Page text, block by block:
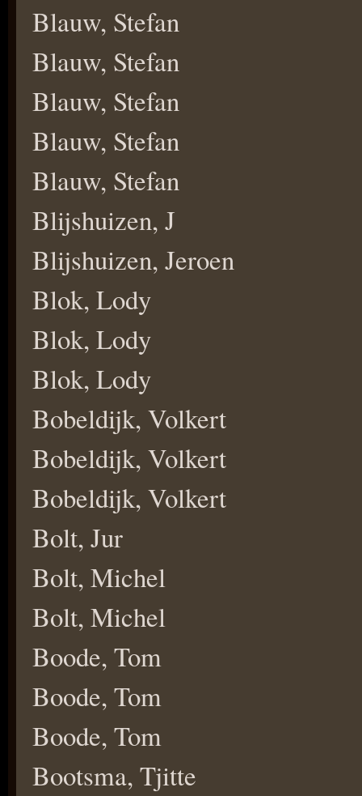
Blauw, Stefan
Blauw, Stefan
Blauw, Stefan
Blauw, Stefan
Blauw, Stefan
Blijshuizen, J
Blijshuizen, Jeroen
Blok, Lody
Blok, Lody
Blok, Lody
Bobeldijk, Volkert
Bobeldijk, Volkert
Bobeldijk, Volkert
Bolt, Jur
Bolt, Michel
Bolt, Michel
Boode, Tom
Boode, Tom
Boode, Tom
Bootsma, Tjitte